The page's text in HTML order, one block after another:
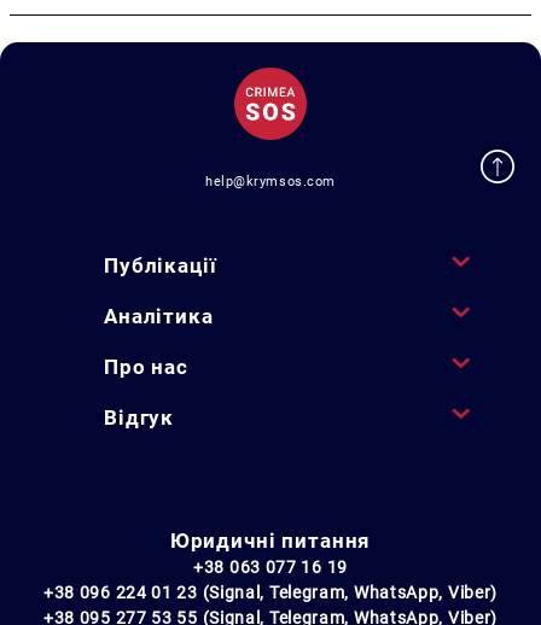
help@krymsos.com
Публікації
Аналітика
Про нас
Відгук
Юридичні питання
+38 063 077 16 19
+38 096 224 01 23 (Signal, Telegram, WhatsApp, Viber)
+38 095 277 53 55 (Signal, Telegram, WhatsApp, Viber)